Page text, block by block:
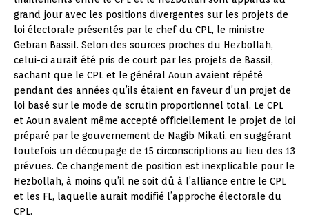
grand jour avec les positions divergentes sur les projets de
loi électorale présentés par le chef du CPL, le ministre
Gebran Bassil. Selon des sources proches du Hezbollah,
celui-ci aurait été pris de court par les projets de Bassil,
sachant que le CPL et le général Aoun avaient répété
pendant des années qu’ils étaient en faveur d’un projet de
loi basé sur le mode de scrutin proportionnel total. Le CPL
et Aoun avaient même accepté officiellement le projet de loi
préparé par le gouvernement de Nagib Mikati, en suggérant
toutefois un découpage de 15 circonscriptions au lieu des 13
prévues. Ce changement de position est inexplicable pour le
Hezbollah, à moins qu’il ne soit dû à l’alliance entre le CPL
et les FL, laquelle aurait modifié l’approche électorale du
CPL.